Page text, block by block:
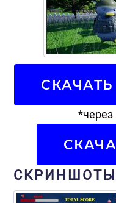
*через
СКРИНШОТЫ